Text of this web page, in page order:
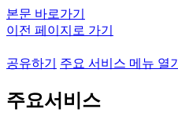
본문 바로가기
이전 페이지로 가기
공유하기 주요 서비스 메뉴 열기
주요서비스